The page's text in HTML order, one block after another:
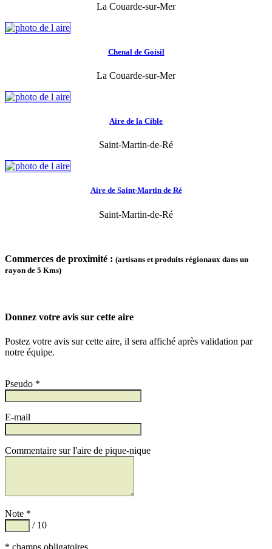
La Couarde-sur-Mer
Chenal de Goisil
La Couarde-sur-Mer
Aire de la Cible
Saint-Martin-de-Ré
Aire de Saint-Martin de Ré
Saint-Martin-de-Ré
Commerces de proximité : (artisans et produits régionaux dans un
rayon de 5 Kms)
Donnez votre avis sur cette aire
Postez votre avis sur cette aire, il sera affiché après validation par
notre équipe.
Pseudo *
E-mail
Commentaire sur l'aire de pique-nique
Note *
/ 10
* champs obligatoires